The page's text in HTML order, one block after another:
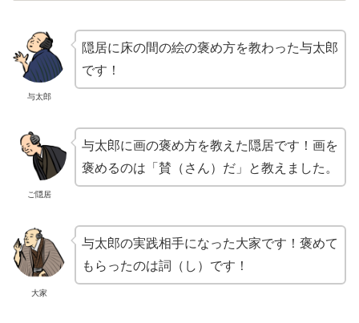
与太郎
隠居に床の間の絵の褒め方を教わった与太郎
です！
ご隠居
与太郎に画の褒め方を教えた隠居です！画を
褒めるのは「賛（さん）だ」と教えました。
大家
与太郎の実践相手になった大家です！褒めて
もらったのは詞（し）です！